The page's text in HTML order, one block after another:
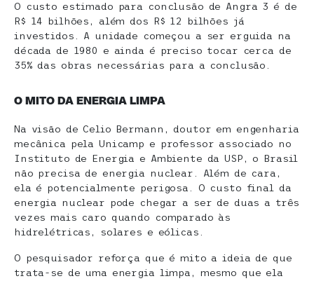
O custo estimado para conclusão de Angra 3 é de
R$ 14 bilhões, além dos R$ 12 bilhões já
investidos. A unidade começou a ser erguida na
década de 1980 e ainda é preciso tocar cerca de
35% das obras necessárias para a conclusão.
O MITO DA ENERGIA LIMPA
Na visão de Celio Bermann, doutor em engenharia
mecânica pela Unicamp e professor associado no
Instituto de Energia e Ambiente da USP, o Brasil
não precisa de energia nuclear. Além de cara,
ela é potencialmente perigosa. O custo final da
energia nuclear pode chegar a ser de duas a três
vezes mais caro quando comparado às
hidrelétricas, solares e eólicas.
O pesquisador reforça que é mito a ideia de que
trata-se de uma energia limpa, mesmo que ela